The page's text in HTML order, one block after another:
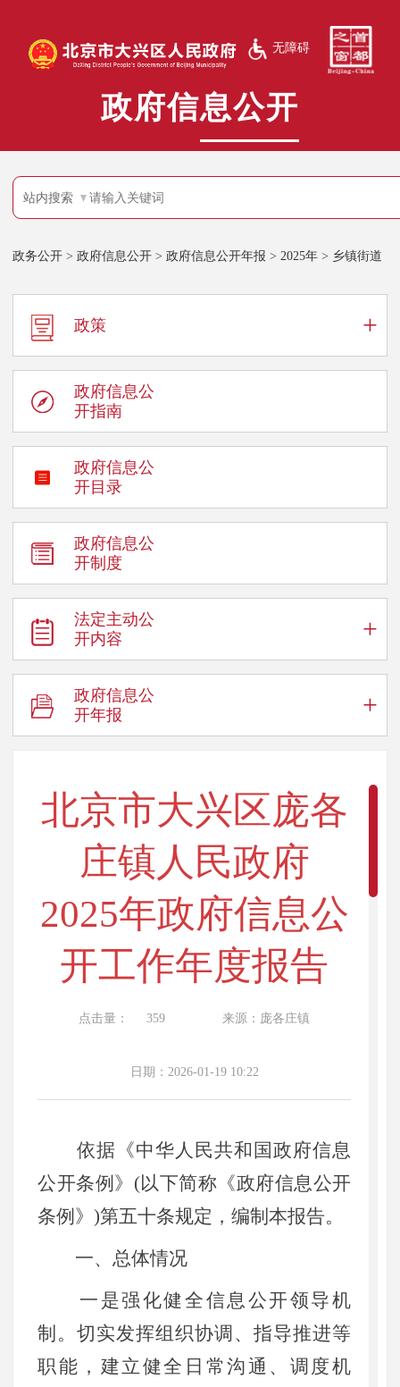
无障碍
政府信息公开
站内搜索
政务公开 > 政府信息公开 > 政府信息公开年报 > 2025年 > 乡镇街道
政策 +
政府信息公
开指南
政府信息公
开目录
政府信息公
开制度
法定主动公
开内容
+
政府信息公
开年报
+
北京市大兴区庞各
庄镇人民政府
2025年政府信息公
开工作年度报告
点击量： 359 来源：庞各庄镇
日期：2026-01-19 10:22
依据《中华人民共和国政府信息
公开条例》(以下简称《政府信息公开
条例》)第五十条规定，编制本报告。
一、总体情况
一是强化健全信息公开领导机
制。切实发挥组织协调、指导推进等
职能，建立健全日常沟通、调度机